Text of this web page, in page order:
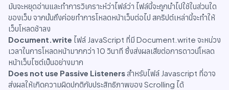
มันจะหยุดอ่านและทำการวิเคราะห์ว่าไฟล์ว่า ไฟล์นี้จะถูกนำไปใช้ในส่วนใด
ของเว็บ จากนั้นถึงค่อยทำการโหลดหน้าเว็บต่อไป สคริปต์เหล่านี้จะทำให้
เว็บโหลดช้าลง
Document.write ไฟล์ JavaScript ที่มี Document.write จะหน่วง
เวลาในการโหลดหน้ามากกว่า 10 วินาที ซึ่งส่งผลเสียต่อการดาวน์โหลด
หน้าเว็บไซต์เป็นอย่างมาก
Does not use Passive Listenersสำหรับไฟล์ Javascript ที่อาจ
ส่งผลให้เกิดความผิดปกติกับประสิทธิภาพของ Scrolling ได้